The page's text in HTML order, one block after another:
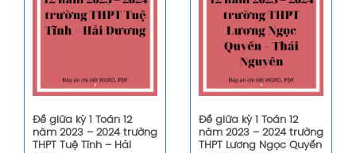
Đề giữa kỳ 1 Toán 12
năm 2023 – 2024 trường
THPT Tuệ Tĩnh – Hải
Đề giữa kỳ 1 Toán 12
năm 2023 – 2024 trường
THPT Lương Ngọc Quyến